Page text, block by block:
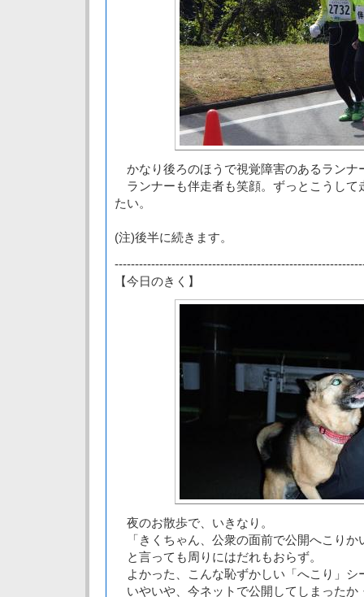
かなり後ろのほうで視覚障害のあるランナ
ランナーも伴走者も笑顔。ずっとこうして
たい。
(注)後半に続きます。
【今日のきく】
夜のお散歩で、いきなり。
「きくちゃん、公衆の面前で公開へこりか
と言っても周りにはだれもおらず。
よかった、こんな恥ずかしい「へこり」シ
いやいや、今ネットで公開してしまったか